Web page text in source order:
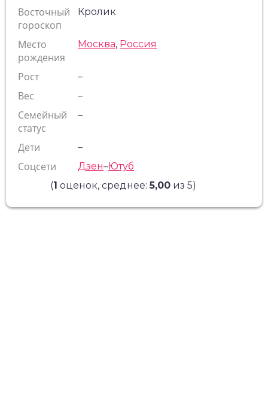
Восточный
гороскоп
Кролик
Место
рождения
Москва, Россия
Рост –
Вес –
Семейный
статус
–
Дети –
Соцсети Дзен–Ютуб
(1 оценок, среднее:5,00 из 5)